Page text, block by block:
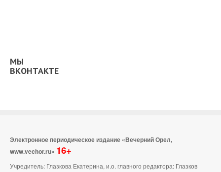
МЫ
ВКОНТАКТЕ
Электронное периодическое издание «Вечерний Орел,
www.vechor.ru» 16+
Учредитель: Глазкова Екатерина, и.о. главного редактора: Глазков